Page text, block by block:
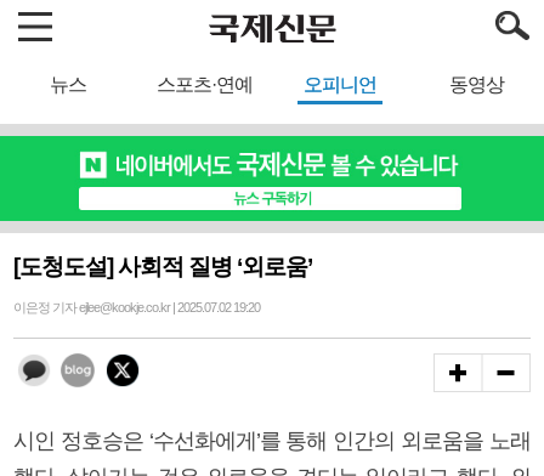
뉴스 스포츠·연예 오피니언 동영상
[도청도설] 사회적 질병 ‘외로움’
이은정 기자 ejlee@kookje.co.kr | 2025.07.02 19:20
시인 정호승은 ‘수선화에게’를 통해 인간의 외로움을 노래